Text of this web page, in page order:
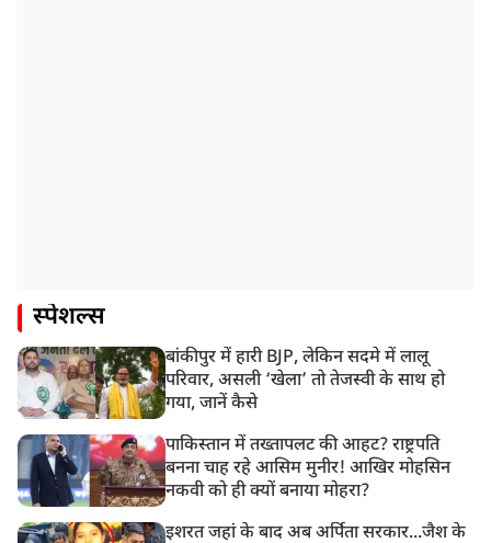
स्पेशल्स
बांकीपुर में हारी BJP, लेकिन सदमे में लालू
परिवार, असली ‘खेला’ तो तेजस्वी के साथ हो
गया, जानें कैसे
पाकिस्तान में तख्तापलट की आहट? राष्ट्रपति
बनना चाह रहे आसिम मुनीर! आखिर मोहसिन
नकवी को ही क्यों बनाया मोहरा?
इशरत जहां के बाद अब अर्पिता सरकार...जैश के